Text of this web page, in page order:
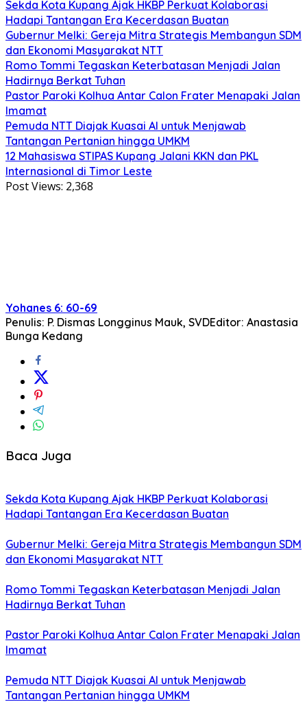
Sekda Kota Kupang Ajak HKBP Perkuat Kolaborasi
Hadapi Tantangan Era Kecerdasan Buatan
Gubernur Melki: Gereja Mitra Strategis Membangun SDM
dan Ekonomi Masyarakat NTT
Romo Tommi Tegaskan Keterbatasan Menjadi Jalan
Hadirnya Berkat Tuhan
Pastor Paroki Kolhua Antar Calon Frater Menapaki Jalan
Imamat
Pemuda NTT Diajak Kuasai AI untuk Menjawab
Tantangan Pertanian hingga UMKM
12 Mahasiswa STIPAS Kupang Jalani KKN dan PKL
Internasional di Timor Leste
Post Views: 2,368
Yohanes 6: 60-69
Penulis: P. Dismas Longginus Mauk, SVDEditor: Anastasia
Bunga Kedang
Baca Juga
Sekda Kota Kupang Ajak HKBP Perkuat Kolaborasi
Hadapi Tantangan Era Kecerdasan Buatan
Gubernur Melki: Gereja Mitra Strategis Membangun SDM
dan Ekonomi Masyarakat NTT
Romo Tommi Tegaskan Keterbatasan Menjadi Jalan
Hadirnya Berkat Tuhan
Pastor Paroki Kolhua Antar Calon Frater Menapaki Jalan
Imamat
Pemuda NTT Diajak Kuasai AI untuk Menjawab
Tantangan Pertanian hingga UMKM